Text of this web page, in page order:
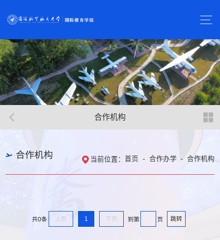
合作机构
合作机构 当前位置： 首页 合作办学 合作机构
共0条 上页 1 下页 到第 页 跳转